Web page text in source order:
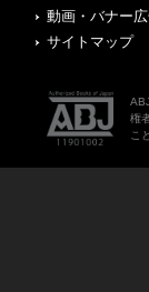
動画・バナー
サイトマップ
権
こ